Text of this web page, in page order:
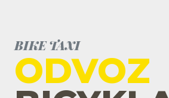
BIKE TAXI
ODVOZ